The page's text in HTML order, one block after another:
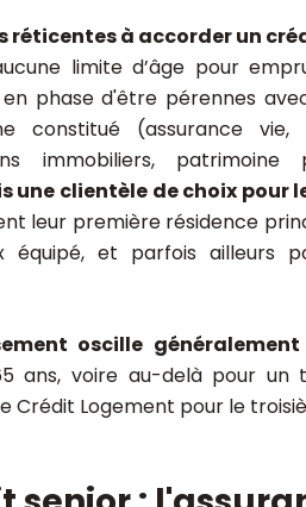
réticentes à accorder un
limite d’âge pour
en phase d'être pérennes
constitué (assurance vie,
immobiliers, patrimoine
une clientèle de choix pour
leur première résidence
équipé, et parfois ailleurs
oscille
ans, voire au-delà pour un
Crédit Logement pour le